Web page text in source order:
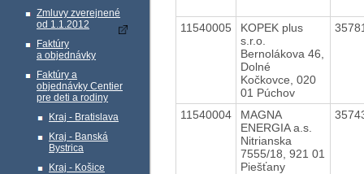
Zmluvy zverejnené
od 1.1.2012
Faktúry
a objednávky
Faktúry a
objednávky Centier
pre deti a rodiny
Kraj - Bratislava
Kraj - Banská
Bystrica
Kraj - Košice
11540005
KOPEK plus
s.r.o.
Bernolákova 46,
Dolné
Kočkovce, 020
01 Púchov
11540004
MAGNA
ENERGIA a.s.
Nitrianska
7555/18, 921 01
Piešťany